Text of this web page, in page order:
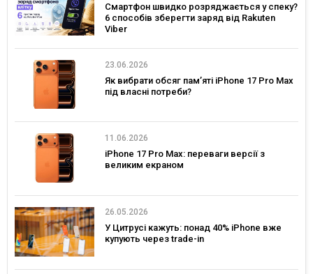
Смартфон швидко розряджається у спеку?
6 способів зберегти заряд від Rakuten
Viber
23.06.2026
Як вибрати обсяг пам’яті iPhone 17 Pro Max
під власні потреби?
11.06.2026
iPhone 17 Pro Max: переваги версії з
великим екраном
26.05.2026
У Цитрусі кажуть: понад 40% iPhone вже
купують через trade-in